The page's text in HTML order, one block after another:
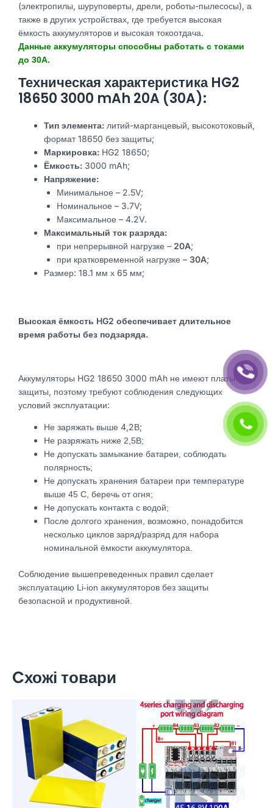
(электропилы, шуруповерты, дрели, роботы-пылесосы), а
также в других устройствах, где требуется высокая
ёмкость аккумуляторов и высокая токоотдача.
Данные аккумуляторы способны работать с токами
до 30А.
Техническая характеристика HG2
18650 3000 mAh 20A (30A):
Тип элемента: литий-марганцевый, высокотоковый,
формат 18650 без защиты;
Маркировка: HG2 18650;
Ёмкость: 3000 mAh;
Напряжение:
Минимальное – 2.5V;
Номинальное – 3.7V;
Максимальное – 4.2V.
Максимальный ток разряда:
при непрерывной нагрузке – 20A;
при кратковременной нагрузке – 30A;
Размер: 18.1 мм х 65 мм;
Высокая ёмкость HG2 обеспечивает длительное
время работы без подзаряда.
Аккумуляторы HG2 18650 3000 mAh не имеют платы
защиты, поэтому требуют соблюдения следующих
условий эксплуатации:
Не заряжать выше 4,2В;
Не разряжать ниже 2,5В;
Не допускать замыкание батареи, соблюдать
полярность;
Не допускать хранения батареи при температуре
выше 45 С, беречь от огня;
Не допускать контакта с водой;
После долгого хранения, возможно, понадобится
несколько циклов заряд/разряд для набора
номинальной ёмкости аккумулятора.
Соблюдение вышепреведенных правил сделает
эксплуатацию Li-ion аккумуляторов без защиты
безопасной и продуктивной.
Cхожі товари